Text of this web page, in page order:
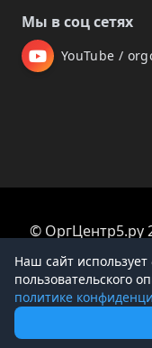
Мы в соц сетях
YouTube /
© ОргЦентр5.ру
Царева
Наш сайт
пользовательского
политике